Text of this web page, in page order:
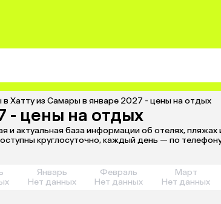
в Хатту из Самары в январе 2027 - цены на отдых
- цены на отдых
актуальная база информации об отелях,
круглосуточно, каждый день — по
Январь
Нет данных
Февраль
Нет данных
Март
Нет данных